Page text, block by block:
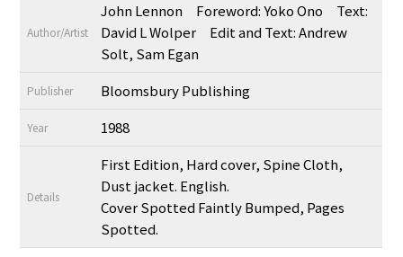
Author/Artist
John Lennon Foreword: Yoko Ono Text:
David L Wolper Edit and Text: Andrew
Solt, Sam Egan
Publisher Bloomsbury Publishing
Year 1988
Details
First Edition, Hard cover, Spine Cloth,
Dust jacket. English.
Cover Spotted Faintly Bumped, Pages
Spotted.